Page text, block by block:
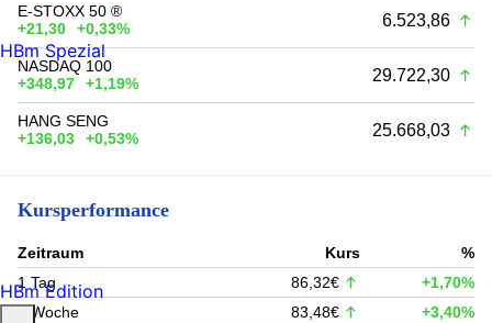
E-STOXX 50 ®
+21,30
+0,33% 6.523,86
NASDAQ 100
+348,97
+1,19% 29.722,30
HANG SENG
+136,03
+0,53% 25.668,03
Kursperformance
Zeitraum Kurs
%
1 Tag
86,32€
+1,70%
1 Woche
83,48€
+3,40%
HBm Spezial
HBm Edition